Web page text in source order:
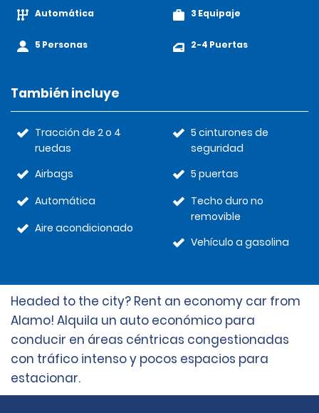
Automática
5 Personas
3 Equipaje
2-4 Puertas
También incluye
Tracción de 2 o 4
ruedas
Airbags
Automática
Aire acondicionado
5 cinturones de
seguridad
5 puertas
Techo duro no
removible
Vehículo a gasolina
Headed to the city? Rent an economy car from
Alamo! Alquila un auto económico para
conducir en áreas céntricas congestionadas
con tráfico intenso y pocos espacios para
estacionar.